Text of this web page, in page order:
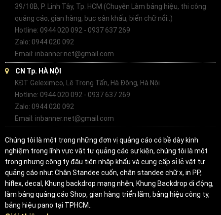
39/10B, P. Linh Tây, Tp. HCM (Chuyên Làm bảng hiệu, thi công
quảng cáo, gian hàng, bục sân khấu, biển chữ nổi..)
Hotline: 0944 020 092 - 0937 637 269
Zalo: 0944 020 092
Email: inbanner.net@gmail.com
CN Tp. HÀ NỘI
KĐT Geleximco, Lê Trọng Tấn, Hà Đông, Hà Nội
Hotline: 0944 020 092 - 0937 637 269
Zalo: 0944 020 092
Email: inbanner.net@gmail.com
Chúng tôi là một trong những đơn vị quảng cáo có bề dày kinh
nghiệm trong lĩnh vực vật tư quảng cáo sự kiện, chúng tôi là một
trong nhưng công ty đâu tiên nhập khẩu và cung cấp sỉ lẻ vật tư
quảng cáo như: Chân Standee cuốn, chân standee chữ x, in PP,
hiflex, decal, Khung backdrop mạng nhện, Khung Backdrop di động,
làm bảng quảng cáo Shop, gian hàng triển lãm, bảng hiệu công ty,
bảng hiệu pano tại TPHCM..